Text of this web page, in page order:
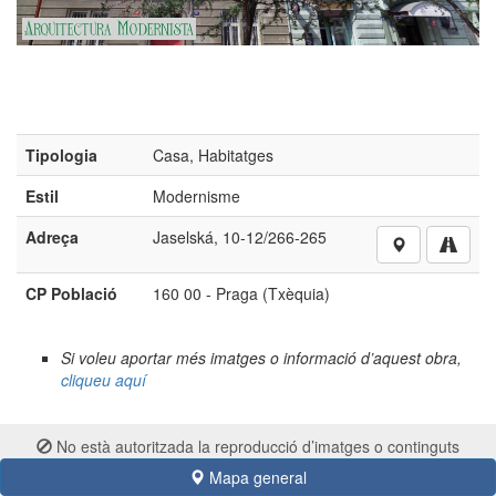
Tipologia
Casa, Habitatges
Estil
Modernisme
Adreça
Jaselská, 10-12/266-265
CP Població 160 00 - Praga (Txèquia)
Si voleu aportar més imatges o informació d’aquest obra,
cliqueu aquí
Mapa general
No està autoritzada la reproducció d’imatges o continguts
sense el consentiment exprés de l'autor